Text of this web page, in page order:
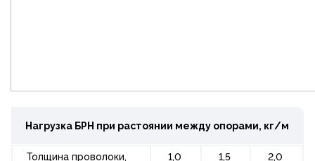
Нагрузка БРН при растоянии между опорами, кг/м
Толщина проволоки,
1,0
1,5
2,0